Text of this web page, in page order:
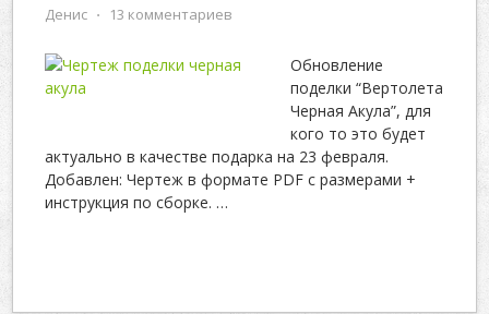
Денис ⋅ 13 комментариев
Обновление
поделки “Вертолета
Черная Акула”, для
кого то это будет
актуально в качестве подарка на 23 февраля.
Добавлен: Чертеж в формате PDF с размерами +
инструкция по сборке. …